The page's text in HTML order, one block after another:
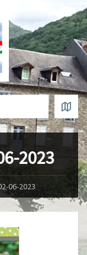
2023
06-2023